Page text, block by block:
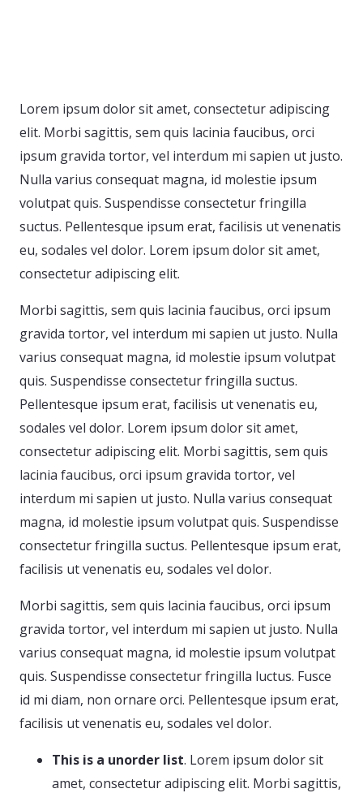
Lorem ipsum dolor sit amet, consectetur adipiscing
elit. Morbi sagittis, sem quis lacinia faucibus, orci
ipsum gravida tortor, vel interdum mi sapien ut justo.
Nulla varius consequat magna, id molestie ipsum
volutpat quis. Suspendisse consectetur fringilla
suctus. Pellentesque ipsum erat, facilisis ut venenatis
eu, sodales vel dolor. Lorem ipsum dolor sit amet,
consectetur adipiscing elit.
Morbi sagittis, sem quis lacinia faucibus, orci ipsum
gravida tortor, vel interdum mi sapien ut justo. Nulla
varius consequat magna, id molestie ipsum volutpat
quis. Suspendisse consectetur fringilla suctus.
Pellentesque ipsum erat, facilisis ut venenatis eu,
sodales vel dolor. Lorem ipsum dolor sit amet,
consectetur adipiscing elit. Morbi sagittis, sem quis
lacinia faucibus, orci ipsum gravida tortor, vel
interdum mi sapien ut justo. Nulla varius consequat
magna, id molestie ipsum volutpat quis. Suspendisse
consectetur fringilla suctus. Pellentesque ipsum erat,
facilisis ut venenatis eu, sodales vel dolor.
Morbi sagittis, sem quis lacinia faucibus, orci ipsum
gravida tortor, vel interdum mi sapien ut justo. Nulla
varius consequat magna, id molestie ipsum volutpat
quis. Suspendisse consectetur fringilla luctus. Fusce
id mi diam, non ornare orci. Pellentesque ipsum erat,
facilisis ut venenatis eu, sodales vel dolor.
This is a unorder list. Lorem ipsum dolor sit
amet, consectetur adipiscing elit. Morbi sagittis,